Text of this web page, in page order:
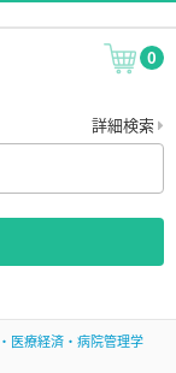
0
詳細検索
医療経済・病院管理学